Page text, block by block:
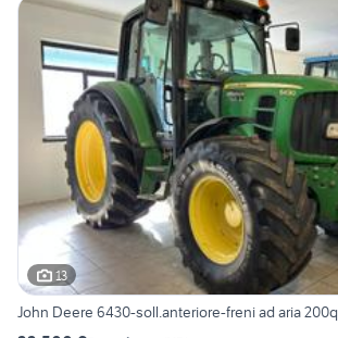
13
John Deere 6430-soll.anteriore-freni ad aria 200q